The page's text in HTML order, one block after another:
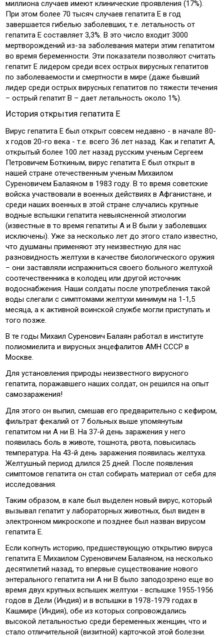
миллиона случаев имеют клинические проявления (17%).
При этом более 70 тысяч случаев гепатита Е в год
завершается гибелью заболевших, т.е. летальность от
гепатита Е составляет 3,3%. В это число входит 3000
мертворождений из-за заболевания матери этим гепатитом
во время беременности. Эти показатели позволяют считать
гепатит Е лидером среди всех острых вирусных гепатитов
по заболеваемости и смертности в мире (даже бывший
лидер среди острых вирусных гепатитов по тяжести течения
– острый гепатит В – дает летальность около 1%).
История открытия гепатита Е
Вирус гепатита Е был открыт совсем недавно - в начале 80-
х годов 20-го века - т.е. всего 36 лет назад. Как и гепатит А,
открытый более 100 лет назад русским ученым Сергеем
Петровичем Боткиным, вирус гепатита Е был открыт в
нашей стране отечественным ученым Михаилом
Суреновичем Балаяном в 1983 году. В то время советские
войска участвовали в военных действиях в Афганистане, и
среди наших военных в этой стране случались крупные
водные вспышки гепатита невыясненной этиологии
(известные в то время гепатиты А и В были у заболевших
исключены). Уже за несколько лет до этого стало известно,
что душманы применяют эту неизвестную для нас
разновидность желтухи в качестве биологического оружия
– они заставляли испражниться своего больного желтухой
соотечественника в колодец или другой источник
водоснабжения. Наши солдаты после употребления такой
воды слегали с симптомами желтухи минимум на 1-1,5
месяца, а к активной воинской службе могли приступать и
того позже.
В те годы Михаил Суренович Балаян работал в институте
полиомиелита и вирусных энцефалитов АМН СССР в
Москве.
Для установления природы неизвестного вирусного
гепатита, поражавшего наших солдат, он решился на опыт
самозаражения!
Для этого он выпил, смешав его предварительно с кефиром,
фильтрат фекалий от 7 больных выше упомянутым
гепатитом ни А ни В. На 37-й день заражения у него
появилась боль в животе, тошнота, рвота, повысилась
температура. На 43-й день заражения появилась желтуха.
Желтушный период длился 25 дней. После появления
симптомов гепатита он стал собирать материал от себя для
исследования.
Таким образом, в кале был выделен новый вирус, который
вызывал гепатит у лабораторных животных, был виден в
электронном микроскопе и позднее был назван вирусом
гепатита Е.
Если копнуть историю, предшествующую открытию вируса
гепатита Е Михаилом Суреновичем Балаяном, на несколько
десятилетий назад, то впервые существование нового
энтерального гепатита ни А ни В было заподозрено еще во
время двух крупных вспышек желтухи - вспышке 1955-1956
годов в Дели (Индия) и в вспышки в 1978-1979 годах в
Кашмире (Индия), обе из которых сопровождались
высокой летальностью среди беременных женщин, что и
стало отличительной (визитной) карточкой этой болезни.